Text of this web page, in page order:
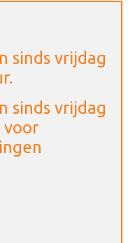
sinds vrijdag
sinds vrijdag
voor